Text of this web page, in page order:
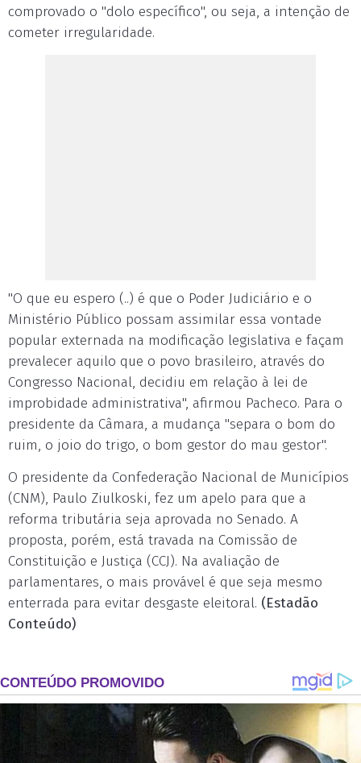
comprovado o "dolo específico", ou seja, a intenção de
cometer irregularidade.
"O que eu espero (..) é que o Poder Judiciário e o
Ministério Público possam assimilar essa vontade
popular externada na modificação legislativa e façam
prevalecer aquilo que o povo brasileiro, através do
Congresso Nacional, decidiu em relação à lei de
improbidade administrativa", afirmou Pacheco. Para o
presidente da Câmara, a mudança "separa o bom do
ruim, o joio do trigo, o bom gestor do mau gestor".
O presidente da Confederação Nacional de Municípios
(CNM), Paulo Ziulkoski, fez um apelo para que a
reforma tributária seja aprovada no Senado. A
proposta, porém, está travada na Comissão de
Constituição e Justiça (CCJ). Na avaliação de
parlamentares, o mais provável é que seja mesmo
enterrada para evitar desgaste eleitoral. (Estadão
Conteúdo)